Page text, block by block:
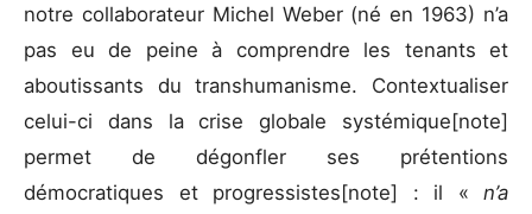
notre collaborateur Michel Weber (né en 1963) n’a
pas eu de peine à comprendre les tenants et
aboutissants du transhumanisme. Contextualiser
celui-ci dans la crise globale systémique[note]
permet de dégonfler ses prétentions
démocratiques et progressistes[note] : il « n’a